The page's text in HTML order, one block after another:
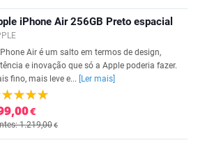
iPhone Air 256GB Preto espacial
Air é um salto em termos de design,
e inovação que só a Apple poderia fazer.
fino, mais leve e...
[Ler mais]
€
1.219,00€